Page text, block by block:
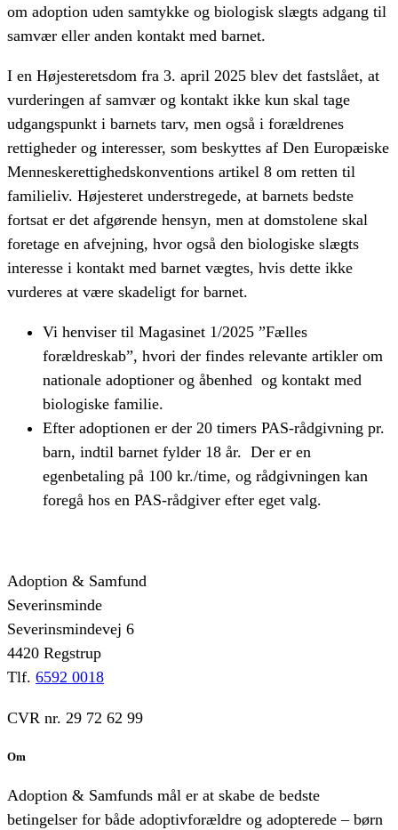
om adoption uden samtykke og biologisk slægts adgang til
samvær eller anden kontakt med barnet.
I en Højesteretsdom fra 3. april 2025 blev det fastslået, at
vurderingen af samvær og kontakt ikke kun skal tage
udgangspunkt i barnets tarv, men også i forældrenes
rettigheder og interesser, som beskyttes af Den Europæiske
Menneskerettighedskonventions artikel 8 om retten til
familieliv. Højesteret understregede, at barnets bedste
fortsat er det afgørende hensyn, men at domstolene skal
foretage en afvejning, hvor også den biologiske slægts
interesse i kontakt med barnet vægtes, hvis dette ikke
vurderes at være skadeligt for barnet.
Vi henviser til Magasinet 1/2025 ”Fælles
forældreskab”, hvori der findes relevante artikler om
nationale adoptioner og åbenhed og kontakt med
biologiske familie.
Efter adoptionen er der 20 timers PAS-rådgivning pr.
barn, indtil barnet fylder 18 år. Der er en
egenbetaling på 100 kr./time, og rådgivningen kan
foregå hos en PAS-rådgiver efter eget valg.
Adoption & Samfund
Severinsminde
Severinsmindevej 6
4420 Regstrup
Tlf. 6592 0018
CVR nr. 29 72 62 99
Om
Adoption & Samfunds mål er at skabe de bedste
betingelser for både adoptivforældre og adopterede – børn